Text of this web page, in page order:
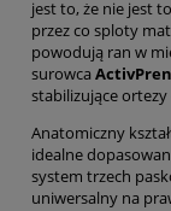
jest to, że nie jest
przez co sploty
powodują ran w
surowca
stabilizujące
Anatomiczny
idealne
system trzech
uniwersalny na